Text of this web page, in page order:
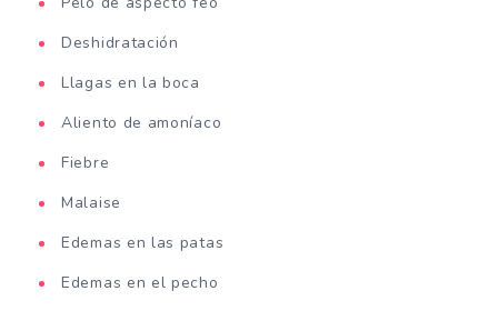
Deshidratación
Llagas en la boca
Aliento de amoníaco
Fiebre
Malaise
Edemas en las patas
Edemas en el pecho